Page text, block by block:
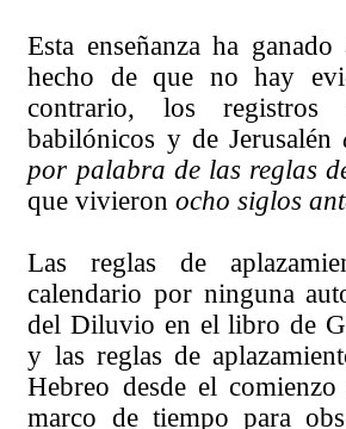
Esta enseñanza ha
hecho de que no hay
contrario, los registros
babilónicos y de Jerusalén
por palabra de las reglas
que vivieronocho siglos
Las reglas de
calendario por ninguna
del Diluvio en el libro de
y las reglas de
Hebreo desde el
marco de tiempo para